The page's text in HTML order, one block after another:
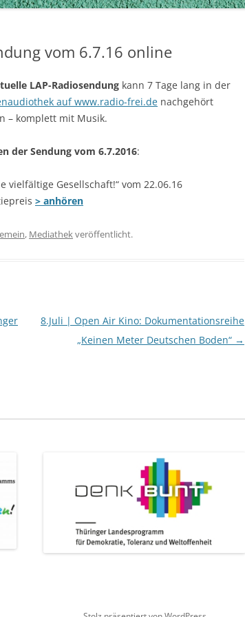
vom 6.7.16 online
LAP-Radiosendung kann 7 Tage lang in der
auf www.radio-frei.de nachgehört
– komplett mit Musik.
der Sendung vom 6.7.2016:
vielfältige Gesellschaft!“ vom 22.06.16
> anhören
, Mediathek veröffentlicht.
8.Juli | Open Air Kino: Dokumentationsreihe
„Keinen Meter Deutschen Boden“ →